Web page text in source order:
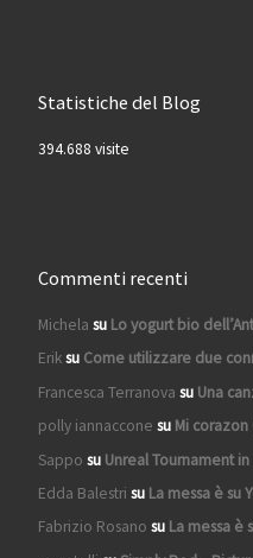
Statistiche del Blog
394.688 visite
Commenti recenti
Michela su Lo yogurt bio
Eriksu Come utilizzare due
Francesca Terranova su Una
polly iannaccone su Mi corazon
Sappo su Unreal Tournament
Edda Balestri su La messa è su
Fabrizio Rosano su La messa è